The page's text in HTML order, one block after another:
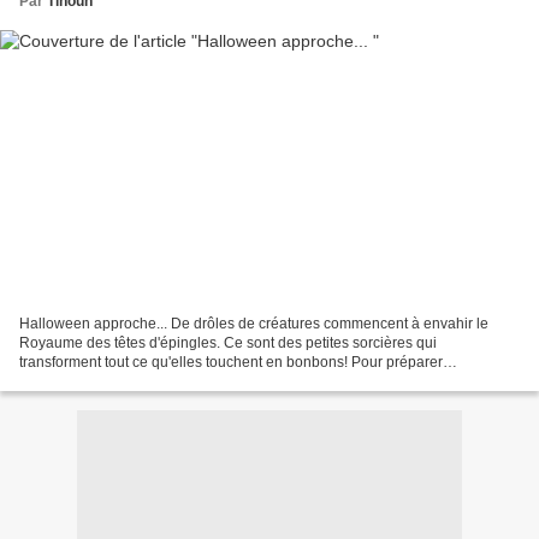
Halloween approche... De drôles de créatures commencent à envahir le
Royaume des têtes d'épingles. Ce sont des petites sorcières qui
transforment tout ce qu'elles touchent en bonbons! Pour préparer